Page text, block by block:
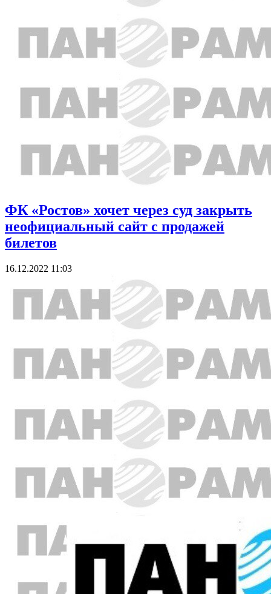
ФК «Ростов» хочет через суд закрыть
неофициальный сайт с продажей
билетов
16.12.2022 11:03